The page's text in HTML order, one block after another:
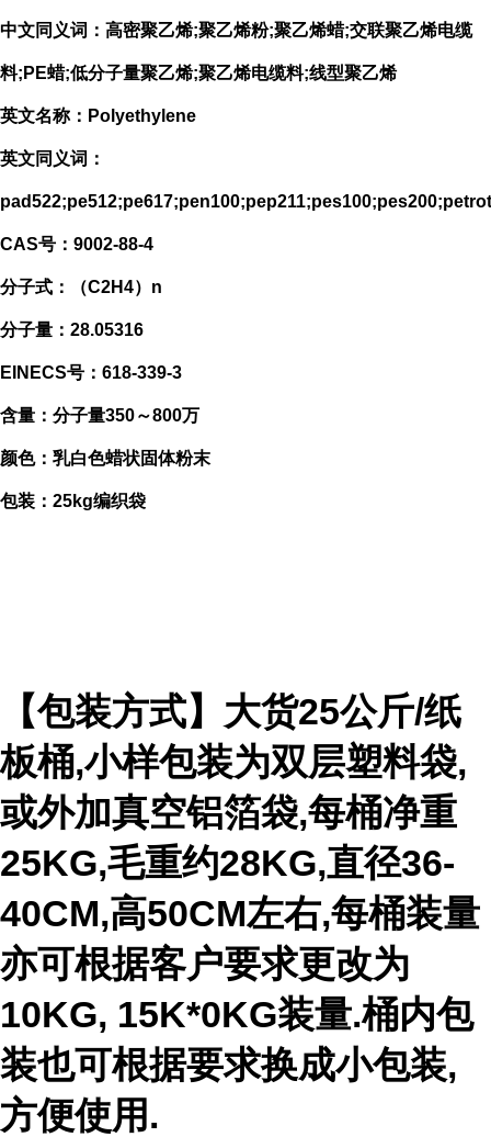
中文同义词：高密聚乙烯;聚乙烯粉;聚乙烯蜡;交联聚乙烯电缆
料;PE蜡;低分子量聚乙烯;聚乙烯电缆料;线型聚乙烯
英文名称：Polyethylene
英文同义词：
CAS号：9002-88-4
分子式：（C2H4）n
分子量：28.05316
EINECS号：618-339-3
含量：分子量350～800万
颜色：乳白色蜡状固体粉末
包装：25kg编织袋
【包装方式】大货25公斤/纸
板桶,小样包装为双层塑料袋,
或外加真空铝箔袋,每桶净重
25KG,毛重约28KG,直径36-
40CM,高50CM左右,每桶装量
亦可根据客户要求更改为
10KG, 15K*0KG装量.桶内包
装也可根据要求换成小包装,
方便使用.